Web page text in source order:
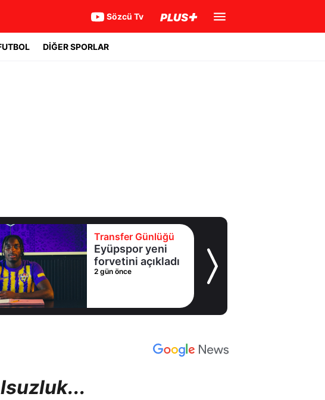
Sözcü Tv
DİĞER SPORLAR
Transfer Günlüğü
Eyüpspor yeni
forvetini açıkladı
2 gün önce